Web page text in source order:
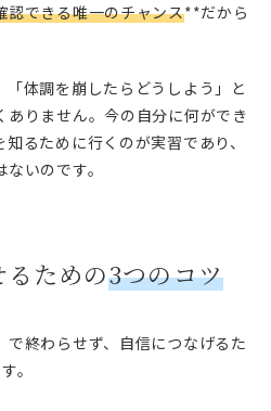
認できる唯一のチャンス**だから
体調を崩したらどうしよう」と
りません。今の自分に何ができ
るために行くのが実習であり、
いのです。
るための3つのコツ
終わらせず、自信につなげるた
。